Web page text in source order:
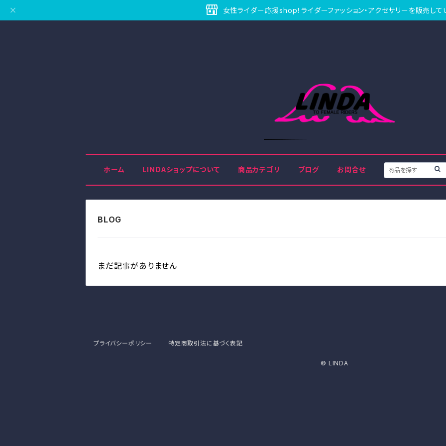
女性ライダー応援shop！ライダーファッション・アクセサリーを販売して
ホーム LINDAショップについて 商品カテゴリ ブログ お問合せ
まだ記事がありません
プライバシーポリシー 特定商取引法に基づく表記
© LINDA